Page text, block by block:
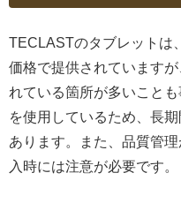
TECLASTのタブレットは
価格で提供されています
れている箇所が多いこと
を使用しているため、長
あります。また、品質管
入時には注意が必要です。